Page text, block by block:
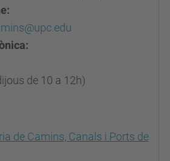
de 10 a 12h)
de Camins, Canals i Ports de